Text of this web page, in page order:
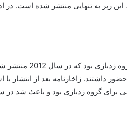
رپر به تنهایی منتشر شده است. در
زاخازنامه اولین
داشتند. زاخارنامه بعد از انتشار با
برای گروه زدبازی بود و باعث شد